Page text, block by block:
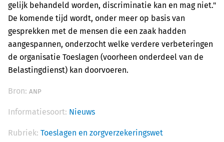
gelijk behandeld worden, discriminatie kan en mag niet."
De komende tijd wordt, onder meer op basis van
gesprekken met de mensen die een zaak hadden
aangespannen, onderzocht welke verdere verbeteringen
de organisatie Toeslagen (voorheen onderdeel van de
Belastingdienst) kan doorvoeren.
Bron: ANP
Informatiesoort: Nieuws
Rubriek: Toeslagen en zorgverzekeringswet